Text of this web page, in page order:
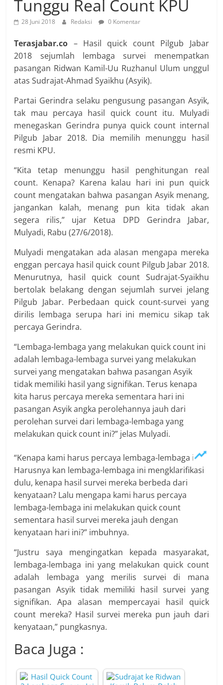
Tunggu Real Count KPU
28 Juni 2018 Redaksi 0 Komentar
Terasjabar.co – Hasil quick count Pilgub Jabar
2018 sejumlah lembaga survei menempatkan
pasangan Ridwan Kamil-Uu Ruzhanul Ulum unggul
atas Sudrajat-Ahmad Syaikhu (Asyik).
Partai Gerindra selaku pengusung pasangan Asyik,
tak mau percaya hasil quick count itu. Mulyadi
menegaskan Gerindra punya quick count internal
Pilgub Jabar 2018. Dia memilih menunggu hasil
resmi KPU.
“Kita tetap menunggu hasil penghitungan real
count. Kenapa? Karena kalau hari ini pun quick
count mengatakan bahwa pasangan Asyik menang,
jangankan kalah, menang pun kita tidak akan
segera rilis,” ujar Ketua DPD Gerindra Jabar,
Mulyadi, Rabu (27/6/2018).
Mulyadi mengatakan ada alasan mengapa mereka
enggan percaya hasil quick count Pilgub Jabar 2018.
Menurutnya, hasil quick count Sudrajat-Syaikhu
bertolak belakang dengan sejumlah survei jelang
Pilgub Jabar. Perbedaan quick count-survei yang
dirilis lembaga serupa hari ini memicu sikap tak
percaya Gerindra.
“Lembaga-lembaga yang melakukan quick count ini
adalah lembaga-lembaga survei yang melakukan
survei yang mengatakan bahwa pasangan Asyik
tidak memiliki hasil yang signifikan. Terus kenapa
kita harus percaya mereka sementara hari ini
pasangan Asyik angka perolehannya jauh dari
perolehan survei dari lembaga-lembaga yang
melakukan quick count ini?” jelas Mulyadi.
“Kenapa kami harus percaya lembaga-lembaga ini?
Harusnya kan lembaga-lembaga ini mengklarifikasi
dulu, kenapa hasil survei mereka berbeda dari
kenyataan? Lalu mengapa kami harus percaya
lembaga-lembaga ini melakukan quick count
sementara hasil survei mereka jauh dengan
kenyataan hari ini?” imbuhnya.
“Justru saya mengingatkan kepada masyarakat,
lembaga-lembaga ini yang melakukan quick count
adalah lembaga yang merilis survei di mana
pasangan Asyik tidak memiliki hasil survei yang
signifikan. Apa alasan mempercayai hasil quick
count mereka? Hasil survei mereka pun jauh dari
kenyataan,” pungkasnya.
Baca Juga :